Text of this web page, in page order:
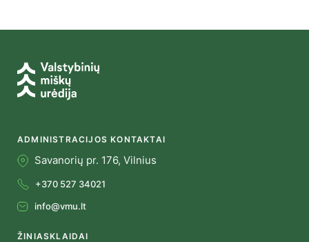
ADMINISTRACIJOS KONTAKTAI
Savanorių pr. 176, Vilnius
+370 527 34021
info@vmu.lt
ŽINIASKLAIDAI